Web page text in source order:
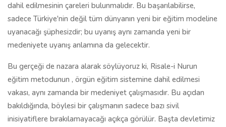
dahil edilmesinin çareleri bulunmalıdır. Bu başarılabilirse,
sadece Türkiye'nin değil tüm dünyanın yeni bir eğitim modeline
uyanacağı şüphesizdir; bu uyanış aynı zamanda yeni bir
medeniyete uyanış anlamına da gelecektir.
Bu gerçeği de nazara alarak söylüyoruz ki, Risale-i Nurun
eğitim metodunun , örgün eğitim sistemine dahil edilmesi
vakası, aynı zamanda bir medeniyet çalışmasıdır. Bu açıdan
bakıldığında, böylesi bir çalışmanın sadece bazı sivil
inisiyatiflere bırakılamayacağı açıkça görülür. Başta devletimiz